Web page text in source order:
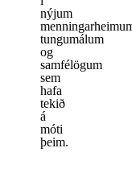
nýjum
tungumálum
og
samfélögum
sem
hafa
tekið
á
móti
þeim.